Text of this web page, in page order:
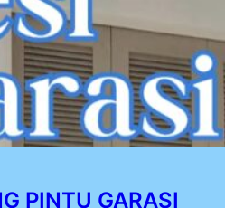
PINTU GARASI